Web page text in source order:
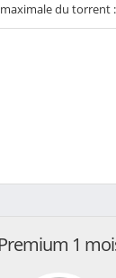
du torrent :
Premium 1